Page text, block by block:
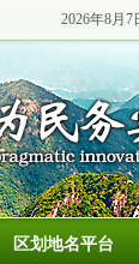
2026年8月7
区划地名平台